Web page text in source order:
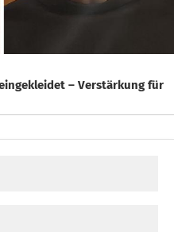
– Verstärkung für